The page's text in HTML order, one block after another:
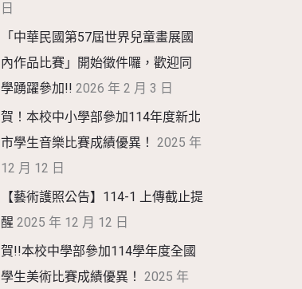
日
「中華民國第57屆世界兒童畫展國
內作品比賽」開始徵件囉，歡迎同
學踴躍參加!! 2026 年 2 月 3 日
賀！本校中小學部參加114年度新北
市學生音樂比賽成績優異！ 2025 年
12 月 12 日
【藝術護照公告】114-1 上傳截止提
醒 2025 年 12 月 12 日
賀!!本校中學部參加114學年度全國
學生美術比賽成績優異！ 2025 年